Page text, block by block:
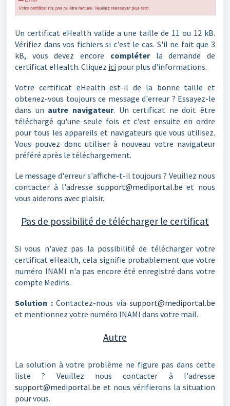
Un certificat eHealth valide a une taille de 11 ou 12 kB.
Vérifiez dans vos fichiers si c'est le cas. S'il ne fait que 3
kB, vous devez encore compléterla demande de
certificat eHealth. Cliquez ici pour plus d'informations.
Votre certificat eHealth est-il de la bonne taille et
obtenez-vous toujours ce message d'erreur ? Essayez-le
dans un autre navigateur. Un certificat ne doit être
téléchargé qu'une seule fois et c'est ensuite en ordre
pour tous les appareils et navigateurs que vous utilisez.
Vous pouvez donc utiliser à nouveau votre navigateur
préféré après le téléchargement.
Le message d'erreur s'affiche-t-il toujours ? Veuillez nous
contacter à l'adresse support@mediportal.be et nous
vous aiderons avec plaisir.
Pas de possibilité de télécharger le certificat
Si vous n'avez pas la possibilité de télécharger votre
certificat eHealth, cela signifie probablement que votre
numéro INAMI n'a pas encore été enregistré dans votre
compte Mediris.
Solution :Contactez-nous via support@mediportal.be
et mentionnez votre numéro INAMI dans votre mail.
Autre
La solution à votre problème ne figure pas dans cette
liste ? Veuillez nous contacter à l'adresse
support@mediportal.be et nous vérifierons la situation
pour vous.